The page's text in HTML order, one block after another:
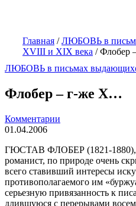
Главная /ЛЮБОВЬ в
XVIII и XIX века /Флобер
ЛЮБОВЬ в письмах
Флобер – г-же Х…
Комментарии
01.04.2006
ГЮСТАВ ФЛОБЕР (1821-1880),
романист, по природе очень
всего ставивший интересы
противополагаемого им
серьезную привязанность к пи­
длившуюся с пере­рывами